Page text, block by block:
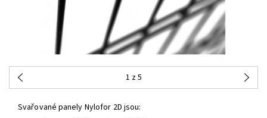
1 z 5
Svařované panely Nylofor 2D jsou: